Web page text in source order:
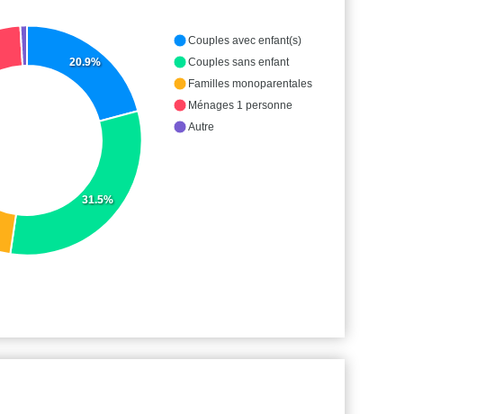
20.9%
31.5%
Couples avec enfant(s)
Couples sans enfant
Familles monoparentales
Ménages 1 personne
Autre